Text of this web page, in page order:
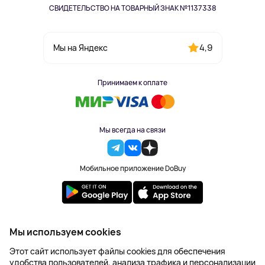
СВИДЕТЕЛЬСТВО НА ТОВАРНЫЙ ЗНАК №1137338
Мы на Яндекс 4,9
Принимаем к оплате
Мы всегда на связи
Мобильное приложение DoBuy
2023-2026 © DoBuy. Все права защищены
Правила обработки персональных данных
Пользовательское соглашение
Мы используем cookies
Этот сайт использует файлы cookies для обеспечения
удобства пользователей, анализа трафика и персонализации